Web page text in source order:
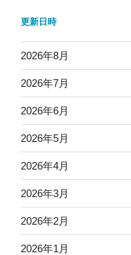
更新日時
2026年8月
2026年7月
2026年6月
2026年5月
2026年4月
2026年3月
2026年2月
2026年1月